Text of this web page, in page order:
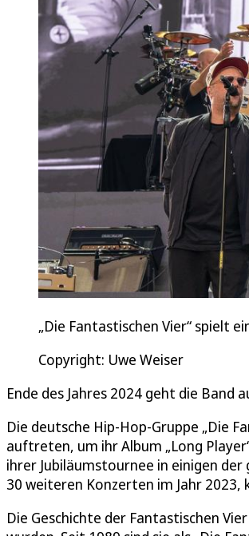
„Die Fantastischen Vier“ spielt
Copyright: Uwe Weiser
Ende des Jahres 2024 geht die Band
Die deutsche Hip-Hop-Gruppe „Die
auftreten, um ihr Album „Long
ihrer Jubiläumstournee in einigen
30 weiteren Konzerten im Jahr 2023,
Die Geschichte der Fantastischen